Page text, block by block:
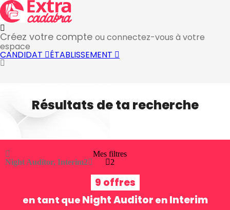
Créez votre compte ou connectez-vous à votre
espace
CANDIDAT ÉTABLISSEMENT
Résultats de ta recherche
Night Auditor, Interim2
Mes filtres
2
9 offres
en tant que Night Auditor en Interim